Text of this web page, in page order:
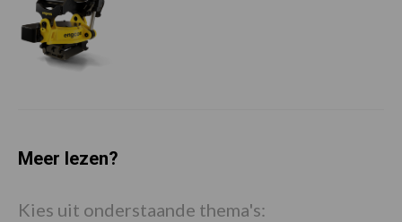
Meer lezen?
Kies uit onderstaande thema's: